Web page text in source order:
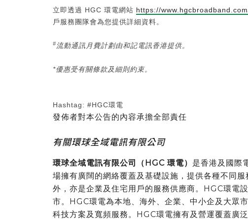
立即透過 HGC 環電網站 https://
戶服務團隊會為您提供詳細資料。
#流動通訊月費計劃由和記電訊香港提供。
*優惠受有關條款及細則約束。
Hashtag: #HGC環電
發佈者對本公告的內容承擔全部責任
有關環球全域電訊有限公司
環球全域電訊有限公司（ HGC 環電） 是香港及國際
場擁有廣闊的網絡覆蓋及基礎設施，提供各種不同
外，亦是企業及住宅用戶的服務供應商。HGC環電
市。HGC環電為本地、海外、企業、中小企及大眾
科技方案及寬頻服務。HGC環電擁有及營運覆蓋廣